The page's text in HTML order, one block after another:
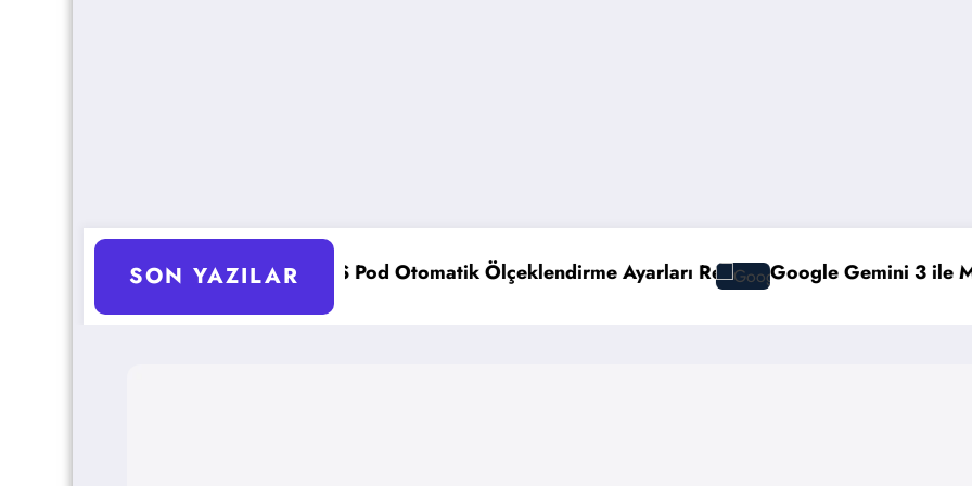
SON YAZILAR
AKS Pod Otomatik Ölçeklendirme Ayarları Rehberi Google Gemini 3 ile Multimodal Yapay Zeka